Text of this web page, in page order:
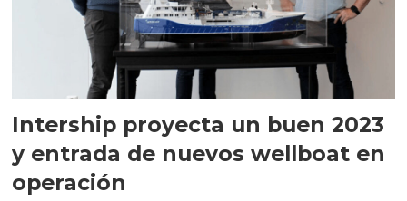
Intership proyecta un buen 2023
y entrada de nuevos wellboat en
operación